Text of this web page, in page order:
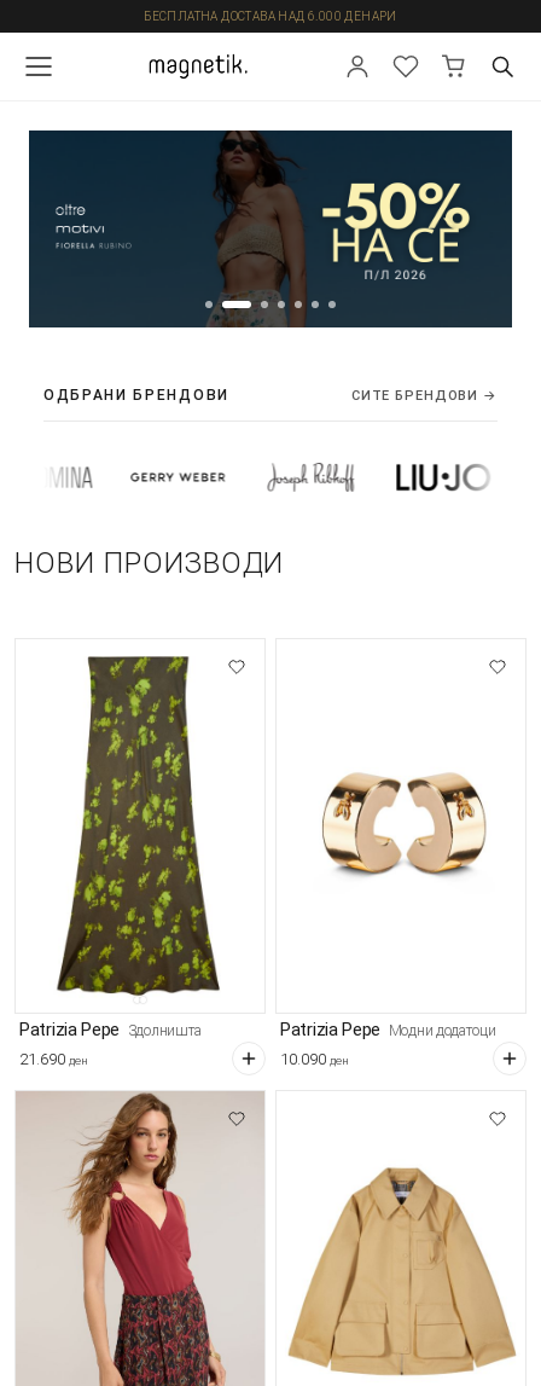
БЕСПЛАТНА ДОСТАВА НАД 6.000 ДЕНАРИ
ОДБРАНИ БРЕНДОВИ СИТЕ БРЕНДОВИ →
НОВИ ПРОИЗВОДИ
Patrizia Pepe Здолништа
21.690 ден
Patrizia Pepe Модни додатоци
10.090 ден